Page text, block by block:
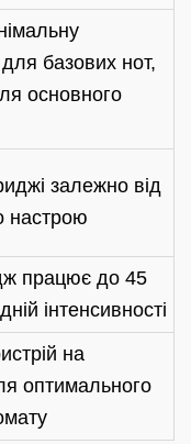
для базових нот,
основного
залежно від
настрою
працює до 45
інтенсивності
на
оптимального